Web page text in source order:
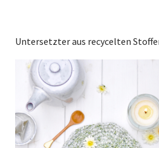
Untersetzter aus recycelten